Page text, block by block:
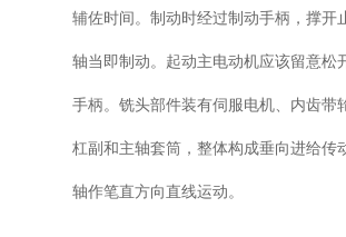
辅佐时间。制动时经过制动手柄，撑开
轴当即制动。起动主电动机应该留意松
手柄。铣头部件装有伺服电机、内齿带
杠副和主轴套筒，整体构成垂向进给传
轴作笔直方向直线运动。